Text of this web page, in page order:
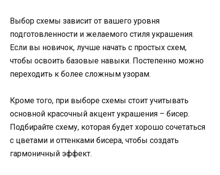
Выбор схемы зависит от вашего уровня
подготовленности и желаемого стиля украшения.
Если вы новичок, лучше начать с простых схем,
чтобы освоить базовые навыки. Постепенно можно
переходить к более сложным узорам.
Кроме того, при выборе схемы стоит учитывать
основной красочный акцент украшения – бисер.
Подбирайте схему, которая будет хорошо сочетаться
с цветами и оттенками бисера, чтобы создать
гармоничный эффект.